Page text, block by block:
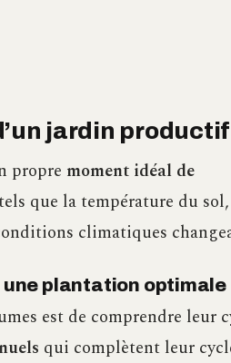
jardin productif
propre moment idéal de
que la température du
climatiques
une plantation optimale
est de comprendre leur
qui complètent leur